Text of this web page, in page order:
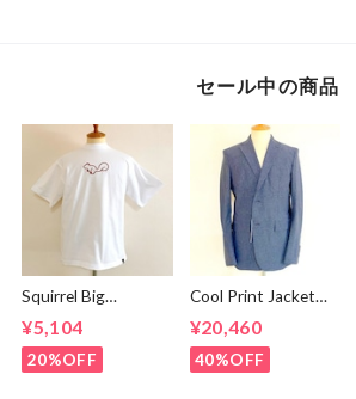
セール中の商品
Squirrel Big
shirts White /
Brown
¥5,104
20%OFF
Cool Print Jacket
¥20,460
40%OFF